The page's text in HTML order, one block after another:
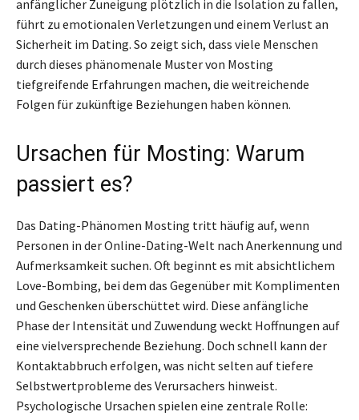
anfänglicher Zuneigung plötzlich in die Isolation zu fallen,
führt zu emotionalen Verletzungen und einem Verlust an
Sicherheit im Dating. So zeigt sich, dass viele Menschen
durch dieses phänomenale Muster von Mosting
tiefgreifende Erfahrungen machen, die weitreichende
Folgen für zukünftige Beziehungen haben können.
Ursachen für Mosting: Warum
passiert es?
Das Dating-Phänomen Mosting tritt häufig auf, wenn
Personen in der Online-Dating-Welt nach Anerkennung und
Aufmerksamkeit suchen. Oft beginnt es mit absichtlichem
Love-Bombing, bei dem das Gegenüber mit Komplimenten
und Geschenken überschüttet wird. Diese anfängliche
Phase der Intensität und Zuwendung weckt Hoffnungen auf
eine vielversprechende Beziehung. Doch schnell kann der
Kontaktabbruch erfolgen, was nicht selten auf tiefere
Selbstwertprobleme des Verursachers hinweist.
Psychologische Ursachen spielen eine zentrale Rolle: